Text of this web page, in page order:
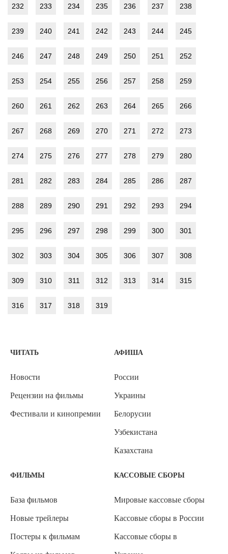
232 233 234 235 236 237 238
239 240 241 242 243 244 245
246 247 248 249 250 251 252
253 254 255 256 257 258 259
260 261 262 263 264 265 266
267 268 269 270 271 272 273
274 275 276 277 278 279 280
281 282 283 284 285 286 287
288 289 290 291 292 293 294
295 296 297 298 299 300 301
302 303 304 305 306 307 308
309 310 311 312 313 314 315
316 317 318 319
ЧИТАТЬ
Новости
Рецензии на фильмы
Фестивали и кинопремии
АФИША
России
Украины
Белорусии
Узбекистана
Казахстана
ФИЛЬМЫ
База фильмов
Новые трейлеры
Постеры к фильмам
КАССОВЫЕ СБОРЫ
Мировые кассовые сборы
Кассовые сборы в России
Кассовые сборы в